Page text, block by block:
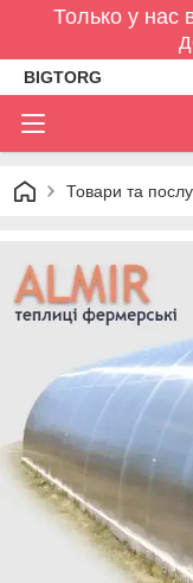
Только у нас
BIGTORG
Товари та